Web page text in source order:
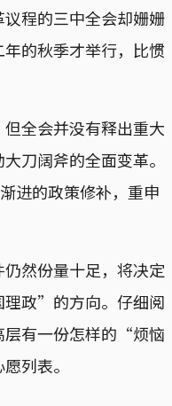
程的三中全会却姗姗
的秋季才举行，比惯
全会并没有释出重大
刀阔斧的全面变革。
进的政策修补，重申
然份量十足，将决定
政”的方向。仔细阅
层有一份怎样的“烦恼
列表。